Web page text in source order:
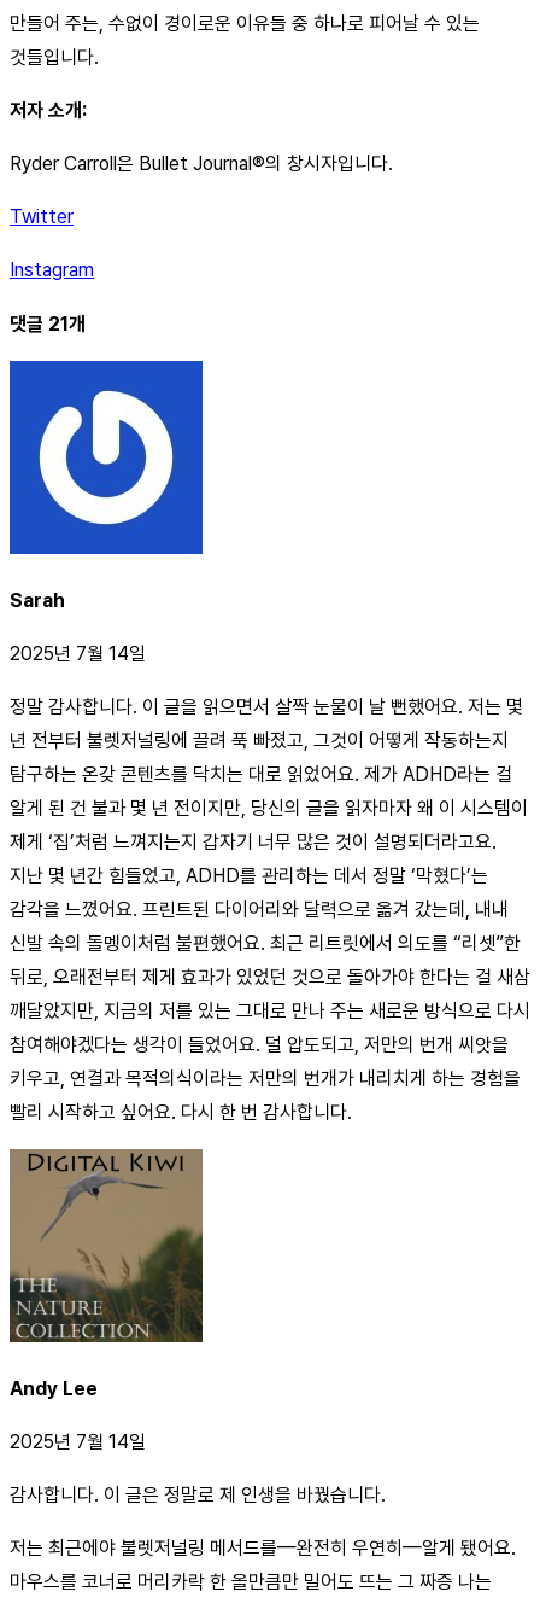
만들어 주는, 수없이 경이로운 이유들 중 하나로 피어날 수 있는
것들입니다.
저자 소개:
Ryder Carroll은 Bullet Journal®의 창시자입니다.
Twitter
Instagram
댓글 21개
Sarah
2025년 7월 14일
정말 감사합니다. 이 글을 읽으면서 살짝 눈물이 날 뻔했어요. 저는 몇
년 전부터 불렛저널링에 끌려 푹 빠졌고, 그것이 어떻게 작동하는지
탐구하는 온갖 콘텐츠를 닥치는 대로 읽었어요. 제가 ADHD라는 걸
알게 된 건 불과 몇 년 전이지만, 당신의 글을 읽자마자 왜 이 시스템이
제게 ‘집’처럼 느껴지는지 갑자기 너무 많은 것이 설명되더라고요.
지난 몇 년간 힘들었고, ADHD를 관리하는 데서 정말 ‘막혔다’는
감각을 느꼈어요. 프린트된 다이어리와 달력으로 옮겨 갔는데, 내내
신발 속의 돌멩이처럼 불편했어요. 최근 리트릿에서 의도를 “리셋”한
뒤로, 오래전부터 제게 효과가 있었던 것으로 돌아가야 한다는 걸 새삼
깨달았지만, 지금의 저를 있는 그대로 만나 주는 새로운 방식으로 다시
참여해야겠다는 생각이 들었어요. 덜 압도되고, 저만의 번개 씨앗을
키우고, 연결과 목적의식이라는 저만의 번개가 내리치게 하는 경험을
빨리 시작하고 싶어요. 다시 한 번 감사합니다.
Andy Lee
2025년 7월 14일
감사합니다. 이 글은 정말로 제 인생을 바꿨습니다.
저는 최근에야 불렛저널링 메서드를—완전히 우연히—알게 됐어요.
마우스를 코너로 머리카락 한 올만큼만 밀어도 뜨는 그 짜증 나는